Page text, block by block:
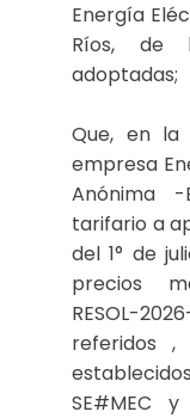
Energía
Ríos, de
adoptadas;
Que, en la
empresa
Anónima -
tarifario a
del 1° de
precios
RESOL-
referidos
SE#MEC